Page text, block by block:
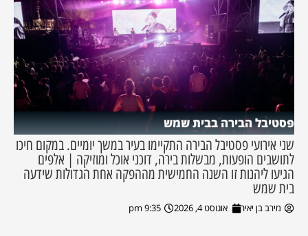
פסטיבל הבירה בבית שמש
שני אירועי פסטיבל הבירה התקיימו בעיר במשך יומיים. במקום חיכו
לתושבים הופעות, מבשלות בירה, דוכני אוכל ומוזיקה | אלפים
הגיעו ליהנות זו השנה החמישית מההפקה אחת הגדולות שידעה
בית שמש
מירב בן יאיר אוגוסט 4, 2026 9:35 pm